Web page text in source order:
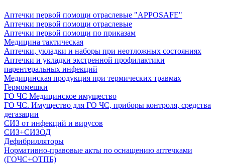
Аптечки первой помощи отраслевые "APPOSAFE"
Аптечки первой помощи отраслевые
Аптечки первой помощи по приказам
Медицина тактическая
Аптечки, укладки и наборы при неотложных состояниях
Аптечки и укладки экстренной профилактики
парентеральных инфекций
Медицинская продукция при термических травмах
Гермомешки
ГО ЧС Медицинское имущество
ГО ЧС. Имущество для ГО ЧС, приборы контроля, средства
дегазации
СИЗ от инфекций и вирусов
СИЗ+СИЗОД
Дефибрилляторы
Нормативно-правовые акты по оснащению аптечками
(ГОЧС+ОТПБ)